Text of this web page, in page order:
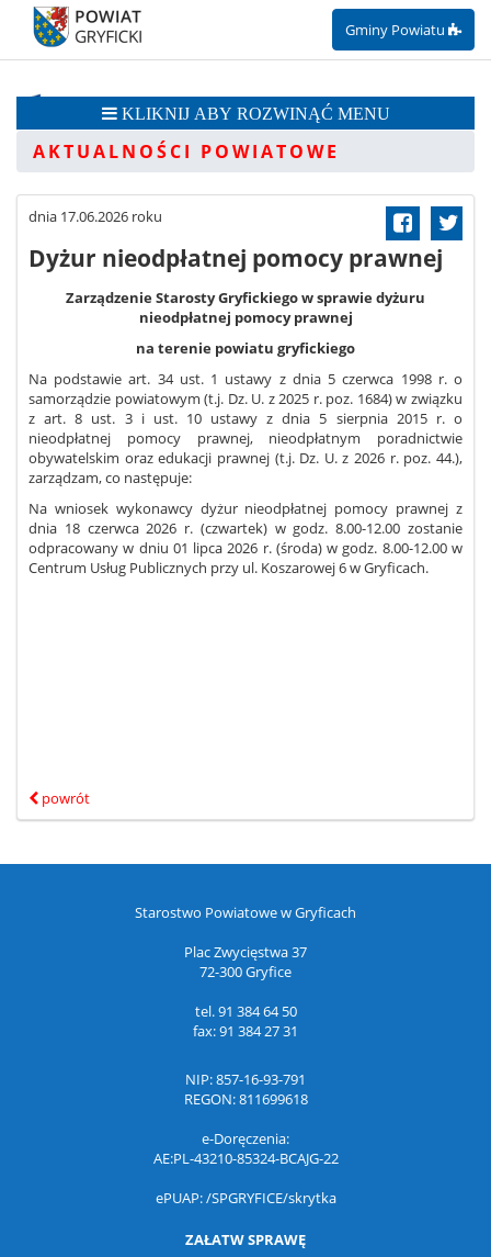
przejdź do treści
Gminy Powiatu
KLIKNIJ ABY ROZWINĄĆ MENU
AKTUALNOŚCI POWIATOWE
dnia 17.06.2026 roku
Dyżur nieodpłatnej pomocy prawnej
Zarządzenie Starosty Gryfickiego w sprawie dyżuru
nieodpłatnej pomocy prawnej
na terenie powiatu gryfickiego
Na podstawie art. 34 ust. 1 ustawy z dnia 5 czerwca 1998 r. o
samorządzie powiatowym (t.j. Dz. U. z 2025 r. poz. 1684) w związku
z art. 8 ust. 3 i ust. 10 ustawy z dnia 5 sierpnia 2015 r. o
nieodpłatnej pomocy prawnej, nieodpłatnym poradnictwie
obywatelskim oraz edukacji prawnej (t.j. Dz. U. z 2026 r. poz. 44.),
zarządzam, co następuje:
Na wniosek wykonawcy dyżur nieodpłatnej pomocy prawnej z
dnia 18 czerwca 2026 r. (czwartek) w godz. 8.00-12.00 zostanie
odpracowany w dniu 01 lipca 2026 r. (środa) w godz. 8.00-12.00 w
Centrum Usług Publicznych przy ul. Koszarowej 6 w Gryficach.
powrót
Starostwo Powiatowe w Gryficach
Plac Zwycięstwa 37
72-300 Gryfice
tel.91 384 64 50
fax:91 384 27 31
NIP: 857-16-93-791
REGON: 811699618
e-Doręczenia:
AE:PL-43210-85324-BCAJG-22
ePUAP: /SPGRYFICE/skrytka
ZAŁATW SPRAWĘ